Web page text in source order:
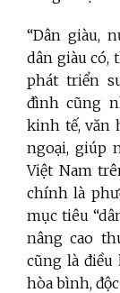
“Dân giàu,
dân giàu có,
phát triển
đình cũng
kinh tế, văn
ngoại, giúp
Việt Nam
chính là
mục tiêu
nâng cao
cũng là
hòa bình,